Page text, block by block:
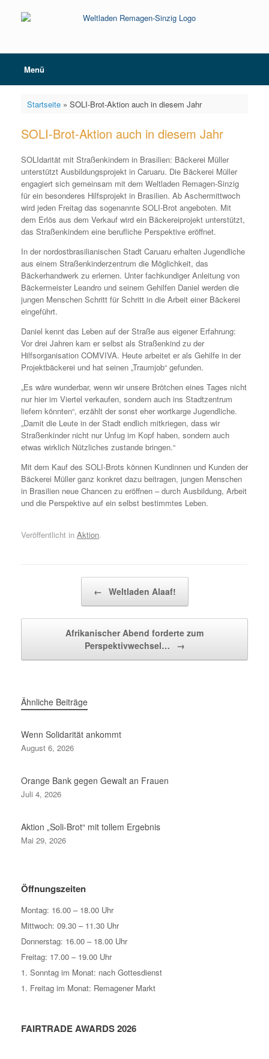
Menü
Startseite» SOLI-Brot-Aktion auch in diesem Jahr
SOLI-Brot-Aktion auch in diesem Jahr
SOLIdarität mit Straßenkindern in Brasilien: Bäckerei Müller
unterstützt Ausbildungsprojekt in Caruaru. Die Bäckerei Müller
engagiert sich gemeinsam mit dem Weltladen Remagen-Sinzig
für ein besonderes Hilfsprojekt in Brasilien. Ab Aschermittwoch
wird jeden Freitag das sogenannte SOLI-Brot angeboten. Mit
dem Erlös aus dem Verkauf wird ein Bäckereiprojekt unterstützt,
das Straßenkindern eine berufliche Perspektive eröffnet.
In der nordostbrasilianischen Stadt Caruaru erhalten Jugendliche
aus einem Straßenkinderzentrum die Möglichkeit, das
Bäckerhandwerk zu erlernen. Unter fachkundiger Anleitung von
Bäckermeister Leandro und seinem Gehilfen Daniel werden die
jungen Menschen Schritt für Schritt in die Arbeit einer Bäckerei
eingeführt.
Daniel kennt das Leben auf der Straße aus eigener Erfahrung:
Vor drei Jahren kam er selbst als Straßenkind zu der
Hilfsorganisation COMVIVA. Heute arbeitet er als Gehilfe in der
Projektbäckerei und hat seinen „Traumjob“ gefunden.
„Es wäre wunderbar, wenn wir unsere Brötchen eines Tages nicht
nur hier im Viertel verkaufen, sondern auch ins Stadtzentrum
liefern könnten“, erzählt der sonst eher wortkarge Jugendliche.
„Damit die Leute in der Stadt endlich mitkriegen, dass wir
Straßenkinder nicht nur Unfug im Kopf haben, sondern auch
etwas wirklich Nützliches zustande bringen.“
Mit dem Kauf des SOLI-Brots können Kundinnen und Kunden der
Bäckerei Müller ganz konkret dazu beitragen, jungen Menschen
in Brasilien neue Chancen zu eröffnen – durch Ausbildung, Arbeit
und die Perspektive auf ein selbst bestimmtes Leben.
Veröffentlicht in Aktion.
← Weltladen Alaaf!
Afrikanischer Abend forderte zum
Perspektivwechsel…
→
Ähnliche Beiträge
Wenn Solidarität ankommt
August 6, 2026
Orange Bank gegen Gewalt an Frauen
Juli 4, 2026
Aktion „Soli-Brot“ mit tollem Ergebnis
Mai 29, 2026
Öffnungszeiten
Montag: 16.00 – 18.00 Uhr
Mittwoch: 09.30 – 11.30 Uhr
Donnerstag: 16.00 – 18.00 Uhr
Freitag: 17.00 – 19.00 Uhr
1. Sonntag im Monat: nach Gottesdienst
1. Freitag im Monat: Remagener Markt
FAIRTRADE AWARDS 2026